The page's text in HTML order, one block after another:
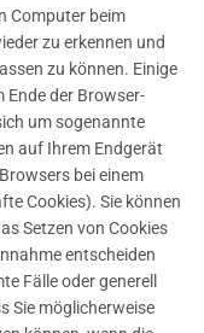
Computer beim
zu erkennen und
zu können. Einige
Ende der Browser-
um sogenannte
auf Ihrem Endgerät
bei einem
Cookies). Sie können
Setzen von Cookies
entscheiden
Fälle oder generell
Sie möglicherweise